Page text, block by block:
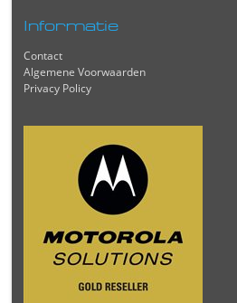
Informatie
Contact
Algemene Voorwaarden
Privacy Policy